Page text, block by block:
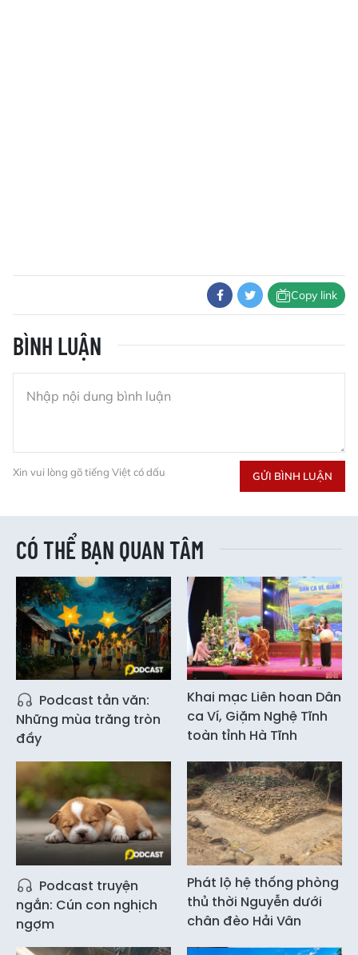
Copy link
BÌNH LUẬN
Xin vui lòng gõ tiếng Việt có dấu GỬI BÌNH LUẬN
CÓ THỂ BẠN QUAN TÂM
Podcast tản văn:
Những mùa trăng tròn
đầy
Khai mạc Liên hoan Dân
ca Ví, Giặm Nghệ Tĩnh
toàn tỉnh Hà Tĩnh
Podcast truyện
ngắn: Cún con nghịch
ngợm
Phát lộ hệ thống phòng
thủ thời Nguyễn dưới
chân đèo Hải Vân